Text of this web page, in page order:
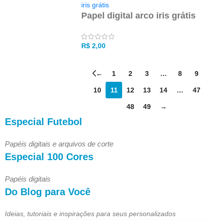
Do Blog para Você
Ideias, tutoriais e inspirações para seus personalizados
Papel digital arco iris grátis
R$2,00
← 1 2 3 … 8 9
10 11 12 13 14 … 47
48 49 →
Especial Futebol
Papéis digitais e arquivos de corte
Especial 100 Cores
Papéis digitais